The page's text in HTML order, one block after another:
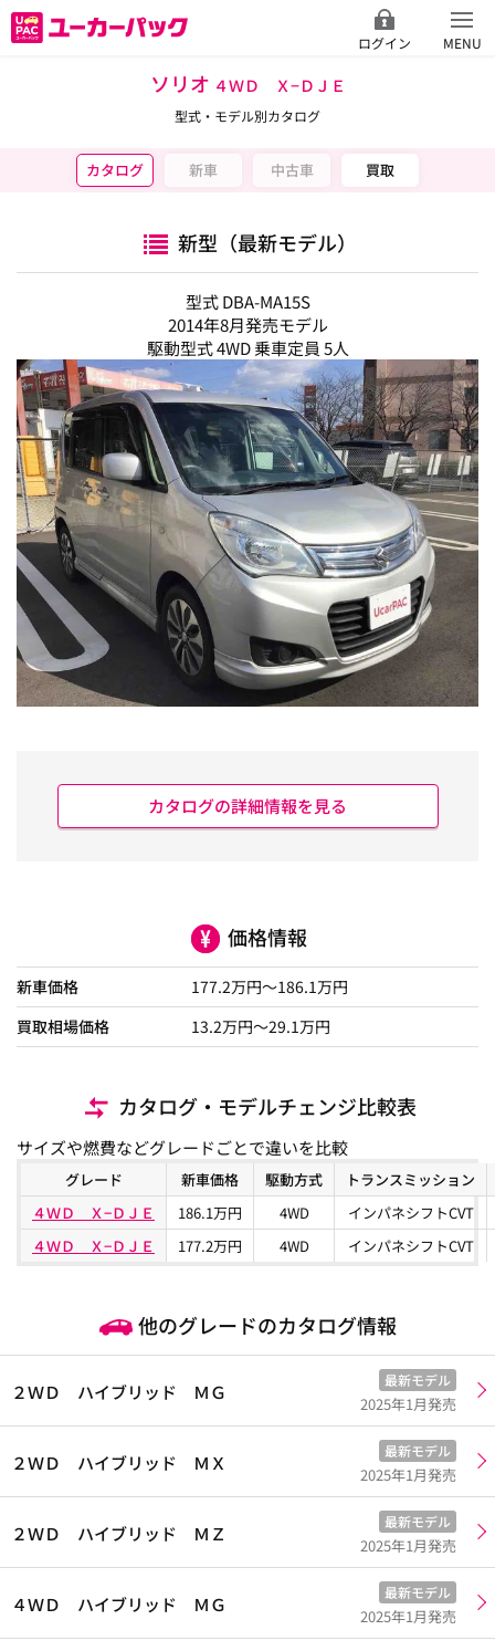
ログイン MENU
ソリオ ４ＷＤ Ｘ−ＤＪＥ
型式・モデル別カタログ
カタログ 新車 中古車 買取
新型（最新モデル）
型式 DBA-MA15S
2014年8月発売モデル
駆動型式 4WD 乗車定員 5人
カタログの詳細情報を見る
価格情報
新車価格 177.2万円～186.1 万円
買取相場価格
13.2万円〜29.1 万円
カタログ・モデルチェンジ比較表
サイズや燃費などグレードごとで違いを比較
グレード 新車価格 駆動方式
トランスミッション
４ＷＤ Ｘ−ＤＪＥ
186.1万円 4WD
インパネシフトCVT
４ＷＤ Ｘ−ＤＪＥ
177.2万円 4WD インパネシフトCVT
他のグレードのカタログ情報
２ＷＤ ハイブリッド ＭＧ
最新モデル
2025年1月発売
２ＷＤ ハイブリッド ＭＸ
最新モデル
2025年1月発売
２ＷＤ ハイブリッド ＭＺ
最新モデル
2025年1月発売
４ＷＤ ハイブリッド ＭＧ
最新モデル
2025年1月発売